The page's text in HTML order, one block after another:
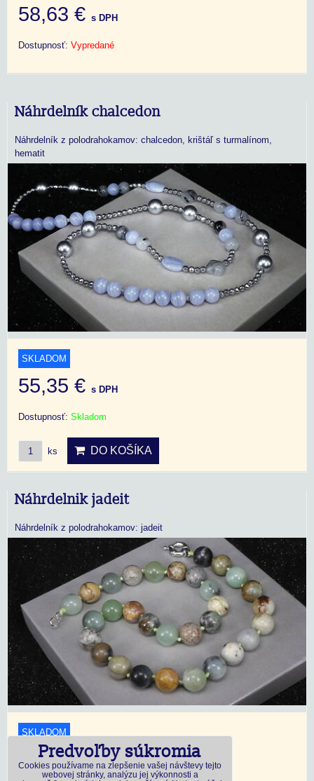
58,63 € s DPH
Dostupnosť: Vypredané
Náhrdelník chalcedon
Náhrdelník z polodrahokamov: chalcedon, krištáľ s turmalínom,
hematit
SKLADOM
55,35 € s DPH
Dostupnosť: Skladom
ks DO KOŠÍKA
Náhrdelnik jadeit
Náhrdelník z polodrahokamov: jadeit
SKLADOM
18,45 €s DPH
Predvoľby súkromia
Cookies používame na zlepšenie vašej návštevy tejto
webovej stránky, analýzu jej výkonnosti a